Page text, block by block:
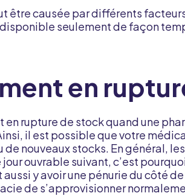
être causée par différents
seulement de façon
en
en rupture de stock quand une
il est possible que votre
de nouveaux stocks. En général,
ouvrable suivant, c’est
y avoir une pénurie du côté
de s’approvisionner